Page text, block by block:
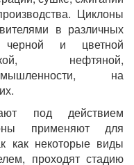
Циклоны
в различных
черной и цветной
нефтяной,
на
под действием
применяют для
как некоторые виды
проходят стадию